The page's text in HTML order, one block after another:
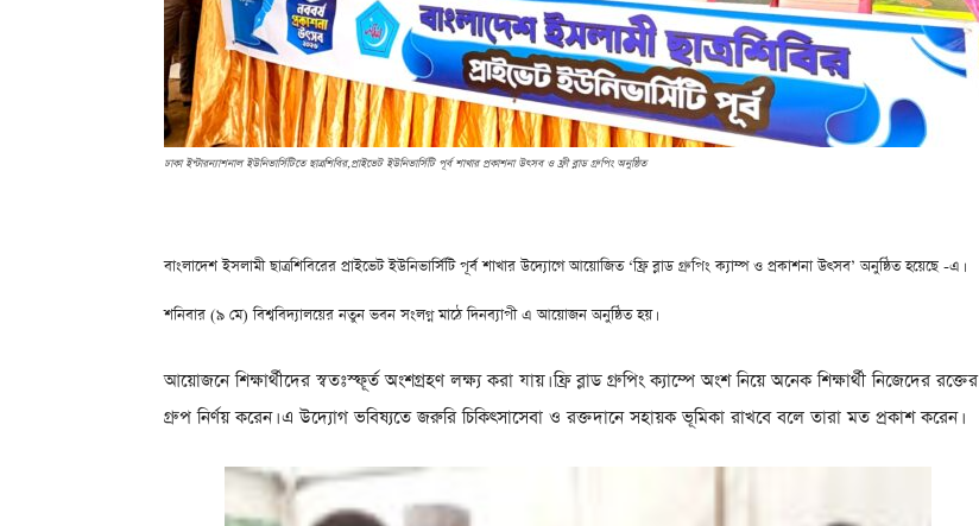
ঢাকা ইন্টারন্যাশনাল ইউনিভার্সিটিতে ছাত্রশিবির,প্রাইভেট ইউনিভার্সিটি পূর্ব শাখার প্রকাশনা উৎসব ও ফ্রী ব্লাড গ্রুপিং অনুষ্ঠিত
বাংলাদেশ ইসলামী ছাত্রশিবিরের প্রাইভেট ইউনিভার্সিটি পূর্ব শাখার উদ্যোগে আয়োজিত ‘ফ্রি ব্লাড গ্রুপিং ক্যাম্প ও প্রকাশনা উৎসব’ অনুষ্ঠিত হয়েছে -এ।
শনিবার (৯ মে) বিশ্ববিদ্যালয়ের নতুন ভবন সংলগ্ন মাঠে দিনব্যাপী এ আয়োজন অনুষ্ঠিত হয়।
আয়োজনে শিক্ষার্থীদের স্বতঃস্ফূর্ত অংশগ্রহণ লক্ষ্য করা যায়। ফ্রি ব্লাড গ্রুপিং ক্যাম্পে অংশ নিয়ে অনেক শিক্ষার্থী নিজেদের রক্তের
গ্রুপ নির্ণয় করেন। এ উদ্যোগ ভবিষ্যতে জরুরি চিকিৎসাসেবা ও রক্তদানে সহায়ক ভূমিকা রাখবে বলে তারা মত প্রকাশ করেন।